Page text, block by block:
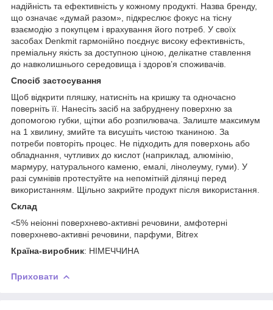
надійність та ефективність у кожному продукті. Назва бренду,
що означає «думай разом», підкреслює фокус на тісну
взаємодію з покупцем і врахування його потреб. У своїх
засобах Denkmit гармонійно поєднує високу ефективність,
преміальну якість за доступною ціною, делікатне ставлення
до навколишнього середовища і здоров’я споживачів.
Спосіб застосування
Щоб відкрити пляшку, натисніть на кришку та одночасно
поверніть її. Нанесіть засіб на забруднену поверхню за
допомогою губки, щітки або розпилювача. Залиште максимум
на 1 хвилину, змийте та висушіть чистою тканиною. За
потреби повторіть процес. Не підходить для поверхонь або
обладнання, чутливих до кислот (наприклад, алюмінію,
мармуру, натурального каменю, емалі, лінолеуму, гуми). У
разі сумнівів протестуйте на непомітній ділянці перед
використанням. Щільно закрийте продукт після використання.
Склад
<5% неіонні поверхнево-активні речовини, амфотерні
поверхнево-активні речовини, парфуми, Bitrex
Країна-виробник: НІМЕЧЧИНА
Приховати